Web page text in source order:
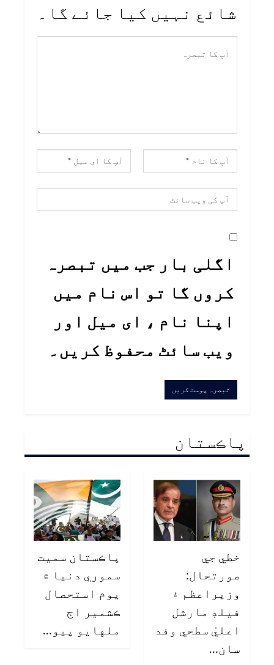
شائع نہیں کیا جائے گا۔
اگلی بار جب میں تبصرہ
کروں گا تو اس نام میں
اپنا نام ، ای میل اور
ویب سائٹ محفوظ کریں۔
پاڪستان
خطي جي
صورتحال:
وزيراعظم ۽
فيلڊ مارشل
اعليٰ سطحي وفد
سان…
پاڪستان سميت
سموري دنيا ۾
يوم استحصال
ڪشمير اڄ
ملهايو پيو…